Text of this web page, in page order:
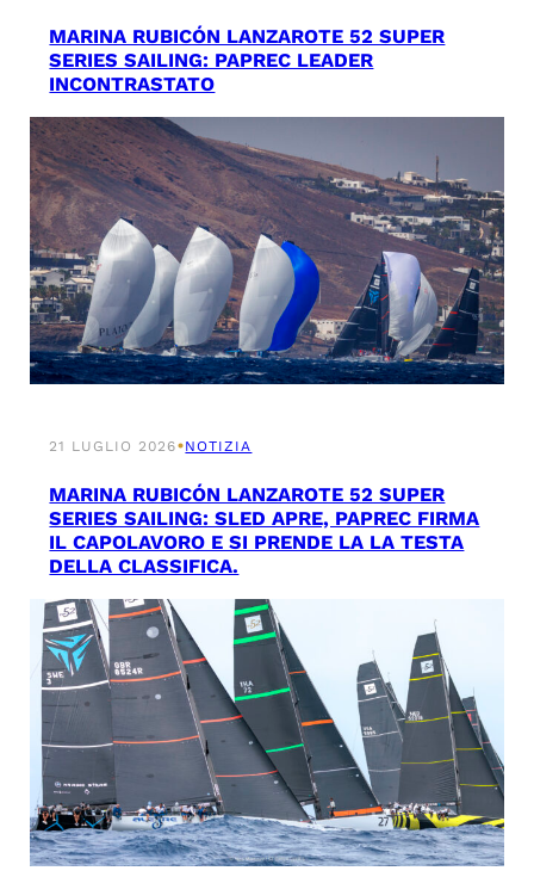
MARINA RUBICÓN LANZAROTE 52 SUPER
SERIES SAILING: PAPREC LEADER
INCONTRASTATO
21 LUGLIO 2026•NOTIZIA
MARINA RUBICÓN LANZAROTE 52 SUPER
SERIES SAILING: SLED APRE, PAPREC FIRMA
IL CAPOLAVORO E SI PRENDE LA LA TESTA
DELLA CLASSIFICA.